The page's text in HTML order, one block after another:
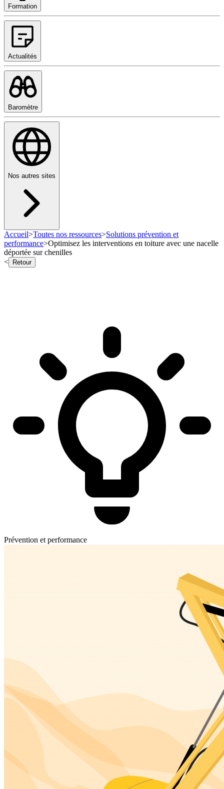
Formation
Actualités
Baromètre
Nos autres sites
Accueil>Toutes nos ressources>Solutions prévention et
performance>Optimisez les interventions en toiture avec une nacelle
déportée sur chenilles
<
Retour
Prévention et performance